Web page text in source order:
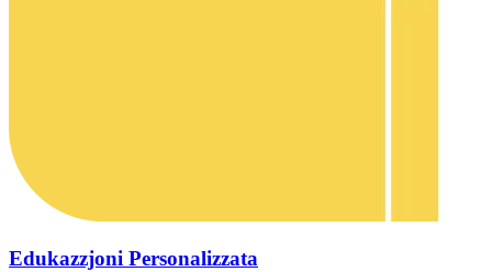
Edukazzjoni Personalizzata